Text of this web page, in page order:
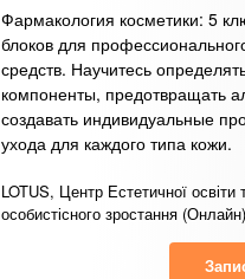
Фармакология косметики: 5
блоков для
средств. Научитесь
компоненты, предотвращать
создавать индивидуальные
ухода для каждого типа кожи.
LOTUS, Центр Естетичної освіти
особистісного зростання (Онлайн)